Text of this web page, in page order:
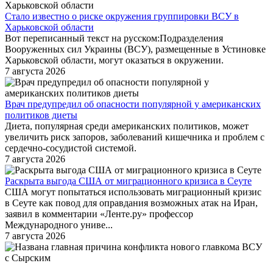
Стало известно о риске окружения группировки ВСУ в
Харьковской области
Вот переписанный текст на русском:Подразделения
Вооруженных сил Украины (ВСУ), размещенные в Устиновке
Харьковской области, могут оказаться в окружении.
7 августа 2026
Врач предупредил об опасности популярной у американских
политиков диеты
Диета, популярная среди американских политиков, может
увеличить риск запоров, заболеваний кишечника и проблем с
сердечно-сосудистой системой.
7 августа 2026
Раскрыта выгода США от миграционного кризиса в Сеуте
США могут попытаться использовать миграционный кризис
в Сеуте как повод для оправдания возможных атак на Иран,
заявил в комментарии «Ленте.ру» профессор
Международного униве...
7 августа 2026